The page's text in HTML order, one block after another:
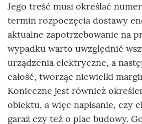
Jego treść musi określać
termin rozpoczęcia dostawy
aktualne zapotrzebowanie na
wypadku warto uwzględnić
urządzenia elektryczne, a
całość, tworząc niewielki
Konieczne jest również
obiektu, a więc napisanie, czy
garaż czy też o plac budowy.